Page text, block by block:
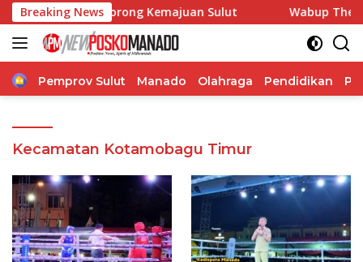
Langsung
ke
konten
Breaking News
Dorong Kemajuan Sulut Wabup Theodorus
Home
Pemprov Sulut Manado Olahraga Pendidikan
Kecamatan Kotamobagu Timur